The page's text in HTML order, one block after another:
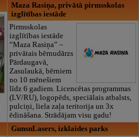
Maza Rasiņa, privātā pirmsskolas
izglītības iestāde
Pirmsskolas
izglītības iestāde
“Maza Rasiņa” –
privātais bērnudārzs
Pārdaugavā,
Zasulaukā, bērniem
no 10 mēnešiem
līdz 6 gadiem. Licencētas programmas
(LV/RU), logopēds, speciālais atbalsts,
pulciņi, liela zaļa teritorija un 3x
ēdināšana. Strādājam visu gadu!
GunsnLasers, izklaides parks